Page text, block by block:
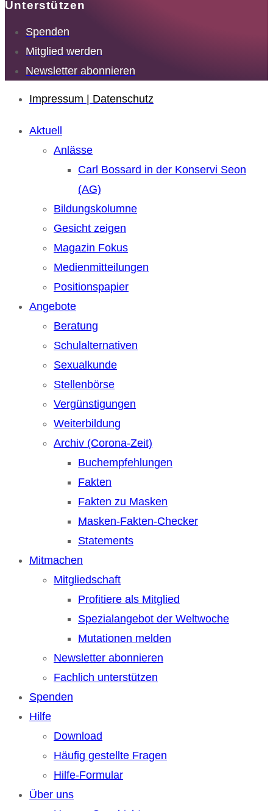
Unterstützen
Spenden
Mitglied werden
Newsletter abonnieren
Impressum | Datenschutz
Aktuell
Anlässe
Carl Bossard in der Konservi Seon
(AG)
Bildungskolumne
Gesicht zeigen
Magazin Fokus
Medienmitteilungen
Positionspapier
Angebote
Beratung
Schulalternativen
Sexualkunde
Stellenbörse
Vergünstigungen
Weiterbildung
Archiv (Corona-Zeit)
Buchempfehlungen
Fakten
Fakten zu Masken
Masken-Fakten-Checker
Statements
Mitmachen
Mitgliedschaft
Profitiere als Mitglied
Spezialangebot der Weltwoche
Mutationen melden
Newsletter abonnieren
Fachlich unterstützen
Spenden
Hilfe
Download
Häufig gestellte Fragen
Hilfe-Formular
Über uns